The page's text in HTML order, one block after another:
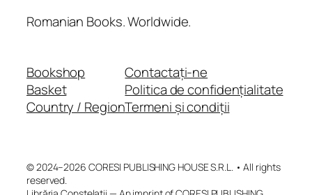
Romanian Books. Worldwide.
Bookshop
Basket
Country / Region
Contactați-ne
Politica de confidențialitate
Termeni și condiții
© 2024–2026 CORESI PUBLISHING HOUSE S.R.L. • All rights
reserved.